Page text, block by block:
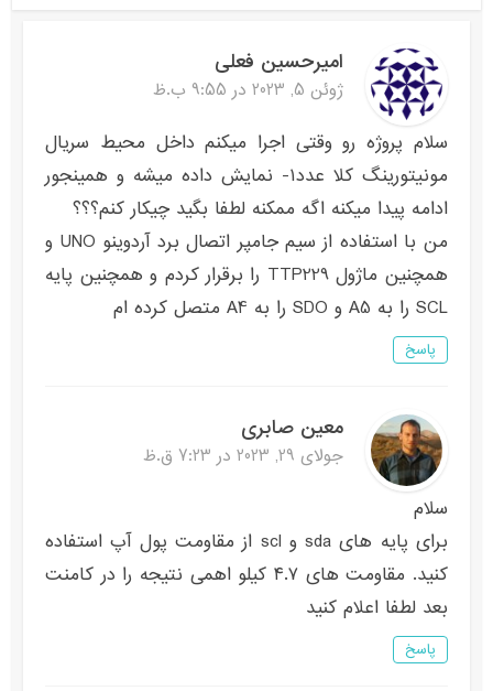
امیرحسین فعلی
ژوئن 5, 2023 در 9:55 ب.ظ
سلام پروژه رو وقتی اجرا میکنم داخل محیط سریال
مونیتورینگ کلا عدد۱- نمایش داده میشه و همینجور
ادامه پیدا میکنه اگه ممکنه لطفا بگید چیکار کنم؟؟؟
من با استفاده از سیم جامپر اتصال برد آردوینو UNO و
همچنین ماژول TTP229 را برقرار کردم و همچنین پایه
SCL را به A5 و SDO را به A4 متصل کرده ام
پاسخ
معین صابری
جولای 29, 2023 در 7:23 ق.ظ
سلام
برای پایه های sda و scl از مقاومت پول آپ استفاده
کنید. مقاومت های ۴.۷ کیلو اهمی نتیجه را در کامنت
بعد لطفا اعلام کنید
پاسخ